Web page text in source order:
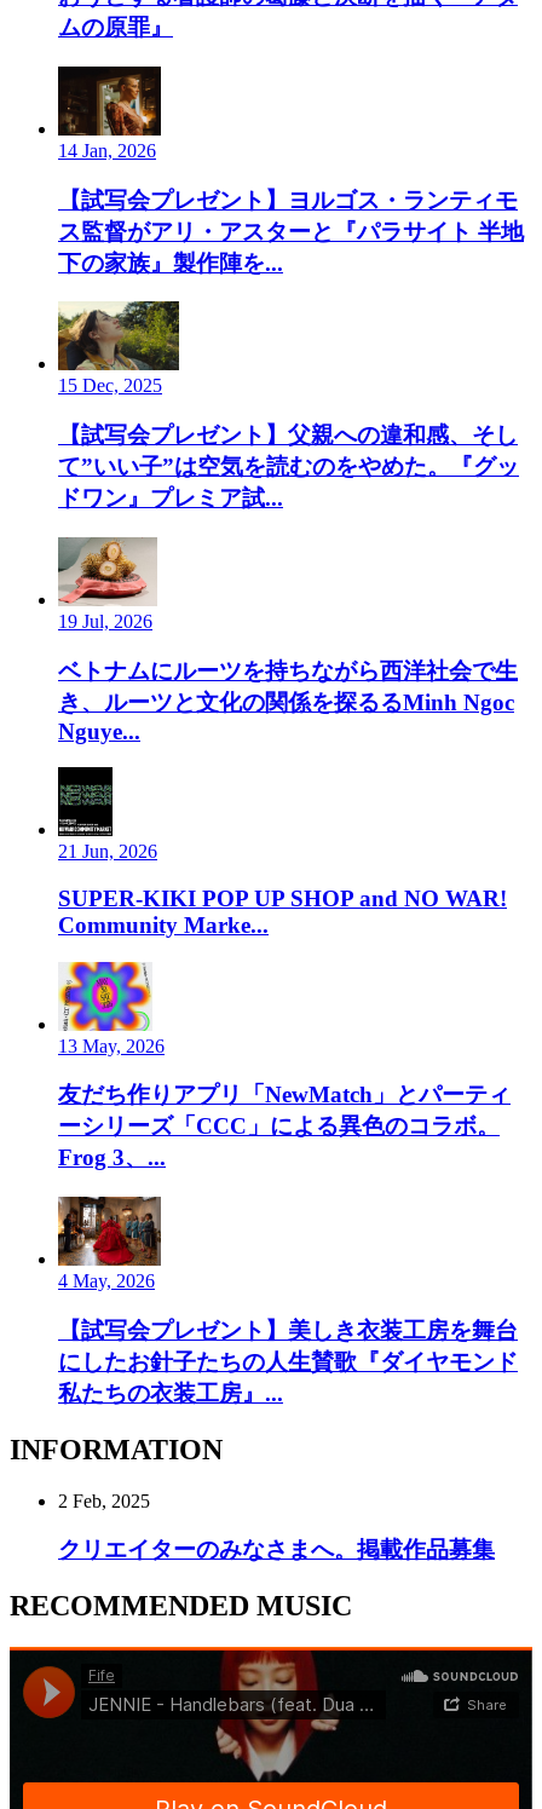
ムの原罪』
14 Jan, 2026
【試写会プレゼント】ヨルゴス・ランティモ
ス監督がアリ・アスターと『パラサイト 半地
下の家族』製作陣を...
15 Dec, 2025
【試写会プレゼント】父親への違和感、そし
て”いい子”は空気を読むのをやめた。『グッ
ドワン』プレミア試...
19 Jul, 2026
ベトナムにルーツを持ちながら西洋社会で生
き、ルーツと文化の関係を探るるMinh Ngoc
Nguye...
21 Jun, 2026
SUPER-KIKI POP UP SHOP and NO WAR!
Community Marke...
13 May, 2026
友だち作りアプリ「NewMatch」とパーティ
ーシリーズ「CCC」による異色のコラボ。
Frog 3、...
4 May, 2026
【試写会プレゼント】美しき衣装工房を舞台
にしたお針子たちの人生賛歌『ダイヤモンド
私たちの衣装工房』...
INFORMATION
2 Feb, 2025
クリエイターのみなさまへ。掲載作品募集
RECOMMENDED MUSIC